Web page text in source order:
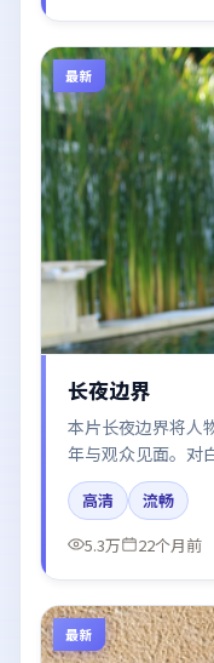
最新
长夜边界
本片长夜边界将人
年与观众见面。对
音、赵丽颖的台词
都市与冷色调摄影。
高清
流畅
5.3万
22个月前
最新